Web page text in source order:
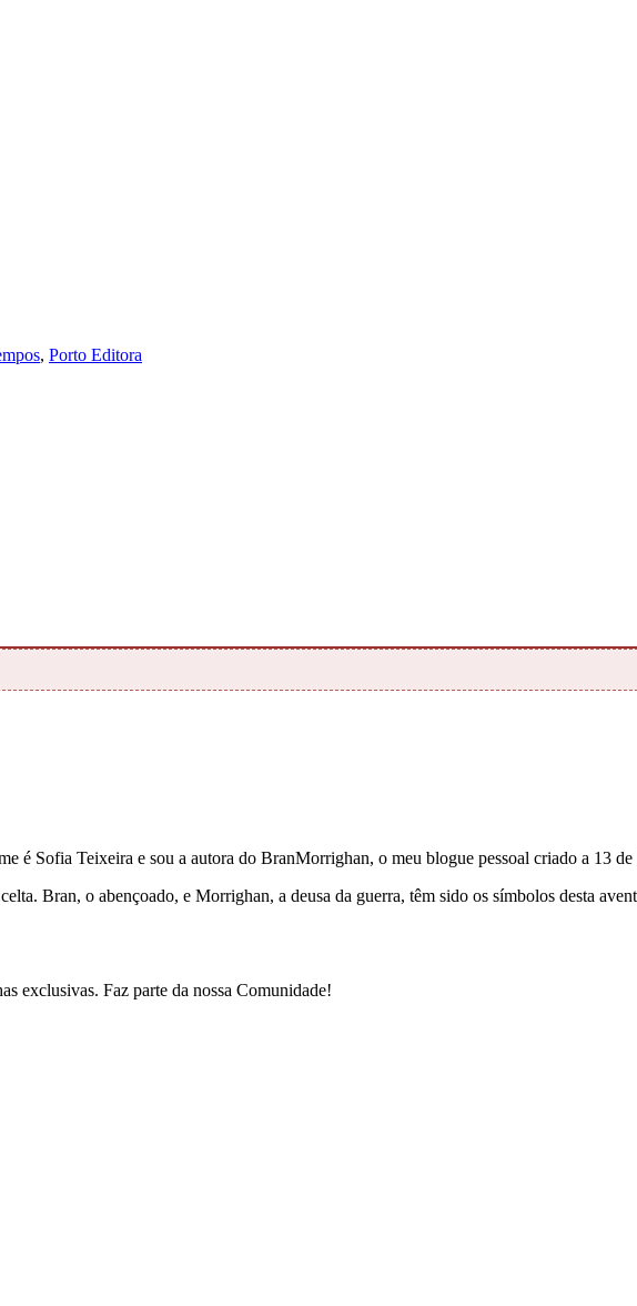
, Porto Editora
é Sofia Teixeira e sou a autora do BranMorrighan, o meu blogue pessoal criado a 13
Bran, o abençoado, e Morrighan, a deusa da guerra, têm sido os símbolos desta
exclusivas. Faz parte da nossa Comunidade!